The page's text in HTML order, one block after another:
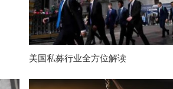
美国私募行业全方位解读